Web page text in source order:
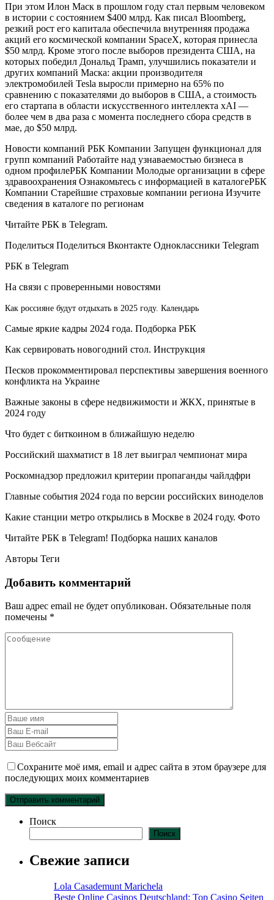
При этом Илон Маск в прошлом году стал первым человеком
в истории с состоянием $400 млрд. Как писал Bloomberg,
резкий рост его капитала обеспечила внутренняя продажа
акций его космической компании SpaceX, которая принесла
$50 млрд. Кроме этого после выборов президента США, на
которых победил Дональд Трамп, улучшились показатели и
других компаний Маска: акции производителя
электромобилей Tesla выросли примерно на 65% по
сравнению с показателями до выборов в США, а стоимость
его стартапа в области искусственного интеллекта xAI —
более чем в два раза с момента последнего сбора средств в
мае, до $50 млрд.
Новости компаний РБК Компании Запущен функционал для
групп компаний Работайте над узнаваемостью бизнеса в
одном профилеРБК Компании Молодые организации в сфере
здравоохранения Ознакомьтесь с информацией в каталогеРБК
Компании Старейшие страховые компании региона Изучите
сведения в каталоге по регионам
Читайте РБК в Telegram.
Поделиться Поделиться Вконтакте Одноклассники Telegram
РБК в Telegram
На связи с проверенными новостями
Как россияне будут отдыхать в 2025 году. Календарь
Самые яркие кадры 2024 года. Подборка РБК
Как сервировать новогодний стол. Инструкция
Песков прокомментировал перспективы завершения военного
конфликта на Украине
Важные законы в сфере недвижимости и ЖКХ, принятые в
2024 году
Что будет с биткоином в ближайшую неделю
Российский шахматист в 18 лет выиграл чемпионат мира
Роскомнадзор предложил критерии пропаганды чайлдфри
Главные события 2024 года по версии российских виноделов
Какие станции метро открылись в Москве в 2024 году. Фото
Читайте РБК в Telegram! Подборка наших каналов
Авторы Теги
Добавить комментарий
Ваш адрес email не будет опубликован. Обязательные поля
помечены *
Сохраните моё имя, email и адрес сайта в этом браузере для
последующих моих комментариев
Поиск
Поиск
Свежие записи
Lola Casademunt Marichela
Beste Online Casinos Deutschland: Top Casino Seiten